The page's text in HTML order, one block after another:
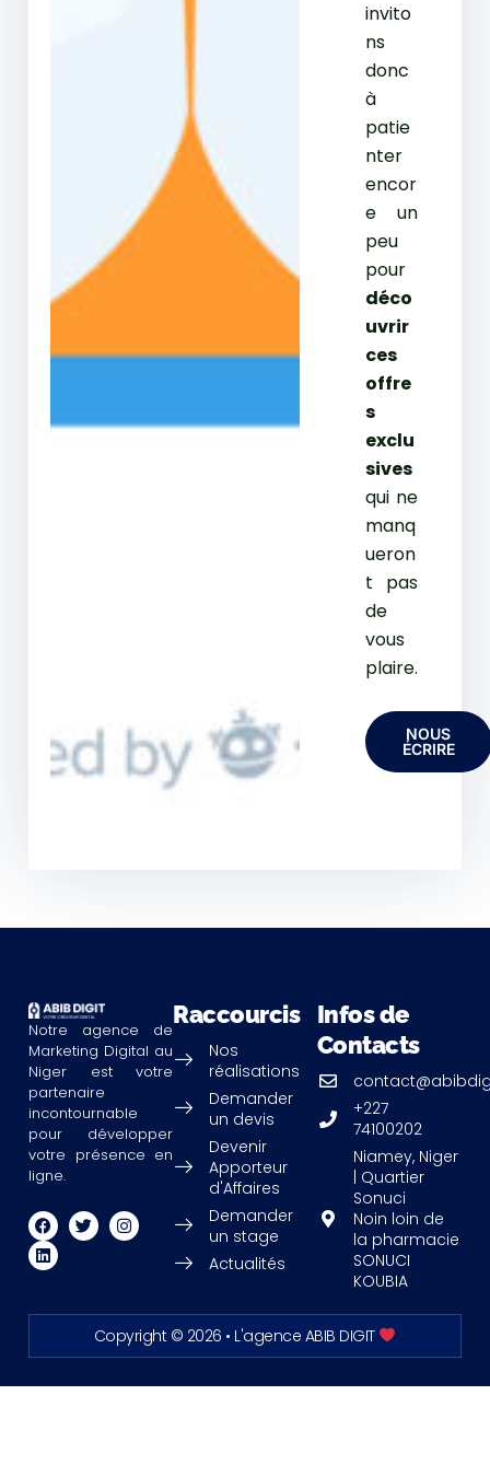
invito
ns
donc
à
patie
nter
encor
e un
peu
pour
déco
uvrir
ces
offre
s
exclu
sives
qui ne
manq
ueron
t pas
de
vous
plaire.
NOUS
ÉCRIRE
Notre agence de
Marketing Digital au
Niger est votre
partenaire
incontournable
pour développer
votre présence en
ligne.
F
a
c
e
o
T
w
r
I
n
r
a
m
L
i
n
k
i
Raccourcis
Nos
réalisations
Demander
un devis
Devenir
Apporteur
d'Affaires
Demander
un stage
Actualités
Infos de
Contacts
+227
74100202
Niamey, Niger
| Quartier
Sonuci
Noin loin de
la pharmacie
SONUCI
KOUBIA
Copyright © 2026 • L'agence ABIB DIGIT